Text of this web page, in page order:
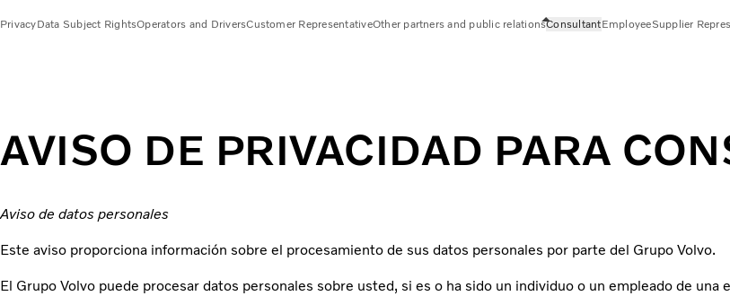
PrivacyData Subject RightsOperators and DriversCustomer RepresentativeOther partners and public relationsConsultantEmployeeSupplier
AVISO DE PRIVACIDAD PARA
Aviso de datos personales
Este aviso proporciona información sobre el procesamiento de sus datos personales por parte del Grupo Volvo.
El Grupo Volvo puede procesar datos personales sobre usted, si es o ha sido un individuo o un empleado de